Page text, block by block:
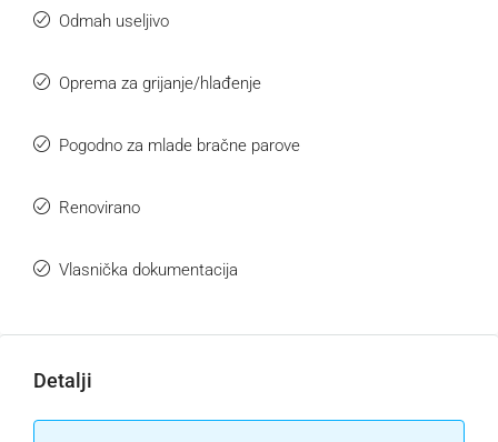
Odmah useljivo
Oprema za grijanje/hlađenje
Pogodno za mlade bračne parove
Renovirano
Vlasnička dokumentacija
Detalji